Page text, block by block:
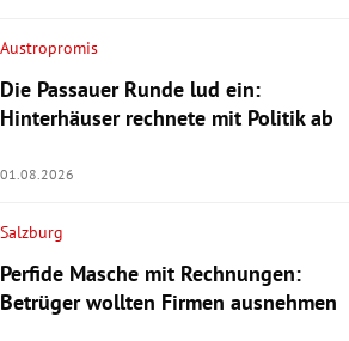
Austropromis
Die Passauer Runde lud ein:
Hinterhäuser rechnete mit Politik ab
01.08.2026
Salzburg
Perfide Masche mit Rechnungen:
Betrüger wollten Firmen ausnehmen